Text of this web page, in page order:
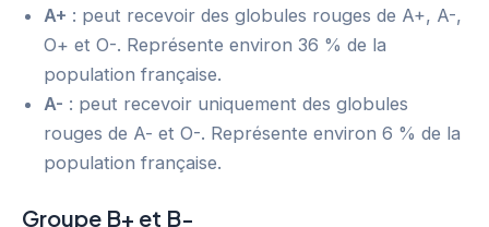
A+ : peut recevoir des globules rouges de A+, A-,
O+ et O-. Représente environ 36 % de la
population française.
A- : peut recevoir uniquement des globules
rouges de A- et O-. Représente environ 6 % de la
population française.
Groupe B+ et B-